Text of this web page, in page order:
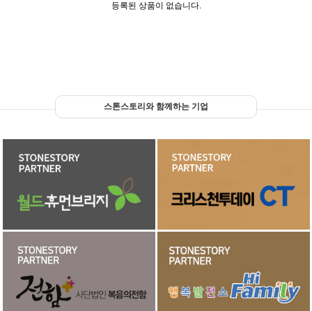
등록된 상품이 없습니다.
스톤스토리와 함께하는 기업